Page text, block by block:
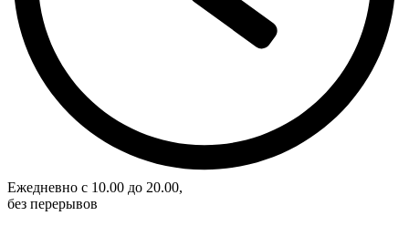
Eжедневно с 10.00 до 20.00,
без перерывов